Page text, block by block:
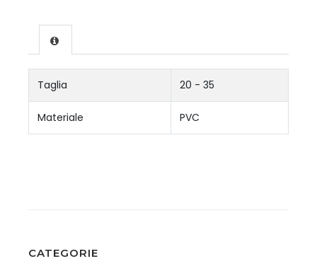
Taglia 20 - 35
Materiale PVC
CATEGORIE